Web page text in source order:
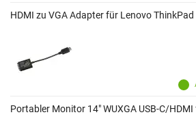
HDMI zu VGA Adapter für Lenovo ThinkPad
Portabler Monitor 14" WUXGA USB-C/